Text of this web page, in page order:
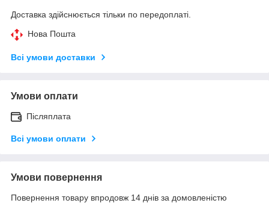
Доставка здійснюється тільки по передоплаті.
Нова Пошта
Всі умови доставки
Умови оплати
Післяплата
Всі умови оплати
Умови повернення
Повернення товару впродовж 14 днів за домовленістю